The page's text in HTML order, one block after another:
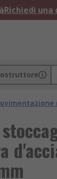
Richiedi una